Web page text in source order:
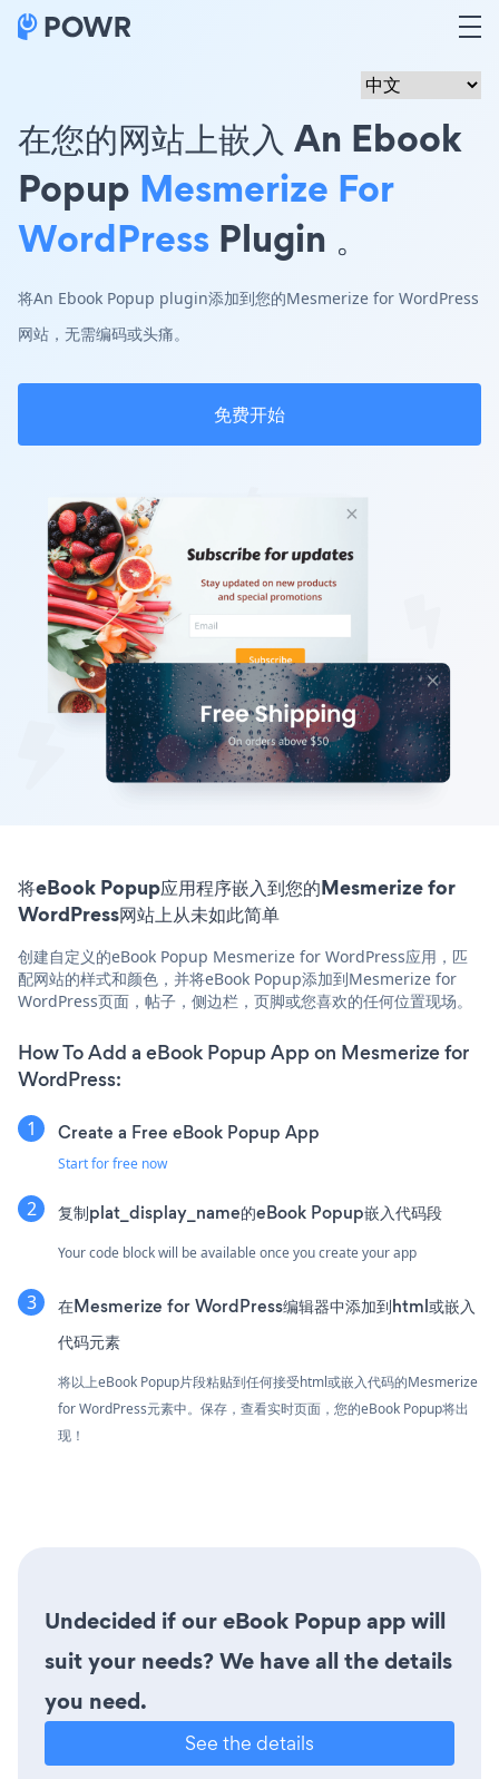
在您的网站上嵌入 An Ebook
Popup Mesmerize For
WordPress Plugin 。
将An Ebook Popup plugin添加到您的Mesmerize for WordPress
网站，无需编码或头痛。
免费开始
将eBook Popup应用程序嵌入到您的Mesmerize for
WordPress网站上从未如此简单
创建自定义的eBook Popup Mesmerize for WordPress应用，匹
配网站的样式和颜色，并将eBook Popup添加到Mesmerize for
WordPress页面，帖子，侧边栏，页脚或您喜欢的任何位置现场。
How To Add a eBook Popup App on Mesmerize for
WordPress:
Create a Free eBook Popup App
Start for free now
复制plat_display_name的eBook Popup嵌入代码段
Your code block will be available once you create your app
在Mesmerize for WordPress编辑器中添加到html或嵌入
代码元素
将以上eBook Popup片段粘贴到任何接受html或嵌入代码的Mesmerize
for WordPress元素中。保存，查看实时页面，您的eBook Popup将出
现！
Undecided if our eBook Popup app will
suit your needs? We have all the details
you need.
See the details